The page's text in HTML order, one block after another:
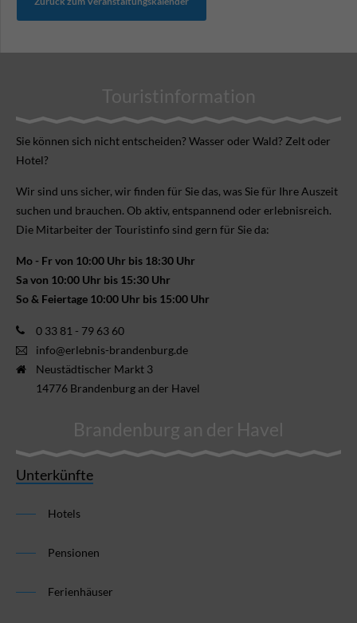
Touristinformation
Sie können sich nicht ent­scheiden? Wasser oder Wald? Zelt oder
Hotel?
Wir sind uns sicher, wir finden für Sie das, was Sie für Ihre Aus­zeit
suchen und brauchen. Ob aktiv, ent­spannend oder erlebnis­reich.
Die Mitarbeiter der Touristinfo sind gern für Sie da:
Mo - Fr von 10:00 Uhr bis 18:30 Uhr
Sa von 10:00 Uhr bis 15:30 Uhr
So & Feiertage 10:00 Uhr bis 15:00 Uhr
0 33 81 - 79 63 60
info@erlebnis-brandenburg.de
Neustädtischer Markt 3
14776 Brandenburg an der Havel
Brandenburg an der Havel
Unterkünfte
Hotels
Pensionen
Ferienhäuser